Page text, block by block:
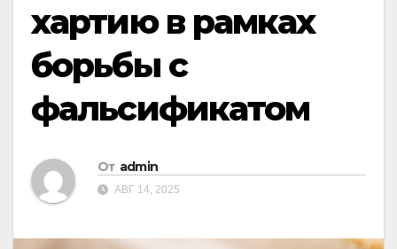
хартию в рамках
борьбы с
фальсификатом
От admin
АВГ 14, 2025